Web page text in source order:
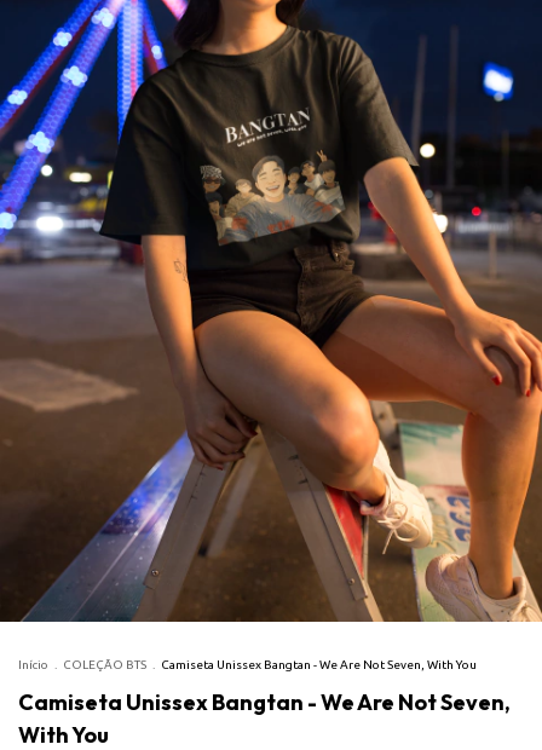
Início COLEÇÃO BTS Camiseta Unissex Bangtan - We Are Not Seven, With You
Camiseta Unissex Bangtan - We Are Not Seven,
With You